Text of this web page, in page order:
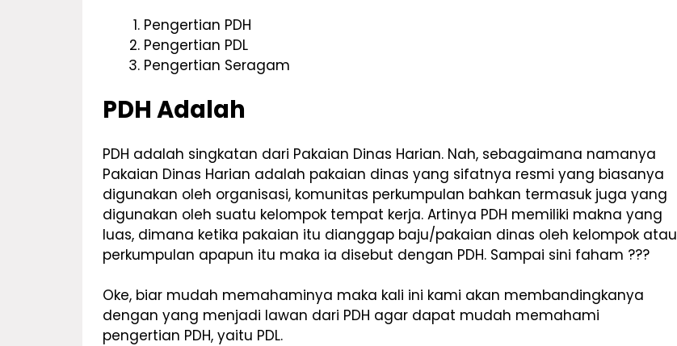
Pengertian PDH
Pengertian PDL
Pengertian Seragam
PDH Adalah
PDH adalah singkatan dari Pakaian Dinas Harian. Nah, sebagaimana namanya
Pakaian Dinas Harian adalah pakaian dinas yang sifatnya resmi yang biasanya
digunakan oleh organisasi, komunitas perkumpulan bahkan termasuk juga yang
digunakan oleh suatu kelompok tempat kerja. Artinya PDH memiliki makna yang
luas, dimana ketika pakaian itu dianggap baju/pakaian dinas oleh kelompok atau
perkumpulan apapun itu maka ia disebut dengan PDH. Sampai sini faham ???
Oke, biar mudah memahaminya maka kali ini kami akan membandingkanya
dengan yang menjadi lawan dari PDH agar dapat mudah memahami
pengertian PDH, yaitu PDL.